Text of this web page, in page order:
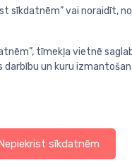
sīkdatnēm” vai noraidīt,
tīmekļa vietnē
un kuru
sīkdatnēm